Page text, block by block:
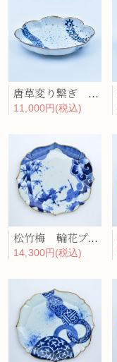
唐草変り繋ぎ 雲形深皿
11,000円(税込)
松竹梅 輪花プレート
14,300円(税込)